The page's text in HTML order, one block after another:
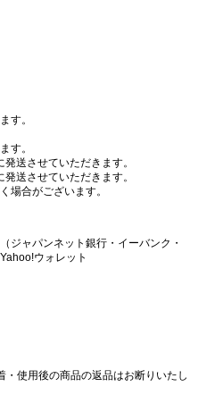
す。
す。
送させていただきます。
送させていただきます。
場合がございます。
ジャパンネット銀行・イーバンク・
ウォレット
使用後の商品の返品はお断りいたし